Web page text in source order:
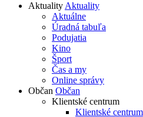
AktualityAktuality
Aktuálne
Úradná tabuľa
Podujatia
Kino
Šport
Čas a my
Online správy
Občan Občan
Klientské centrum
Klientské centrum